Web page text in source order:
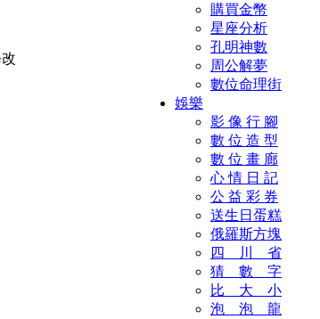
購買金幣
星座分析
孔明神數
周公解夢
數位命理街
娛樂
影 像 行 腳
數 位 造 型
數 位 畫 廊
心 情 日 記
公 益 彩 券
送生日蛋糕
俄羅斯方塊
四 川 省
猜 數 字
比 大 小
泡 泡 龍